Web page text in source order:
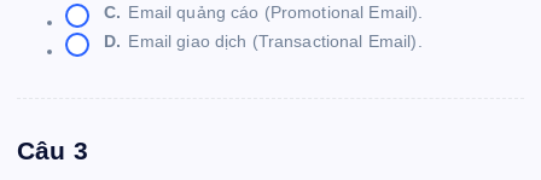
C. Email quảng cáo (Promotional Email).
D. Email giao dịch (Transactional Email).
Câu 3